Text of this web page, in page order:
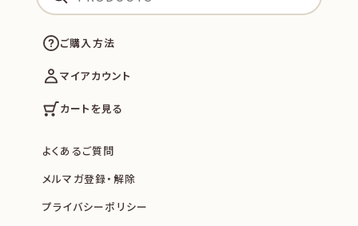
ご購入方法
マイアカウント
カートを見る
よくあるご質問
メルマガ登録・解除
プライバシーポリシー